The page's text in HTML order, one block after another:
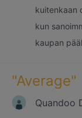
kuitenkaan
kun
kaupan
"Average"
Quandoo